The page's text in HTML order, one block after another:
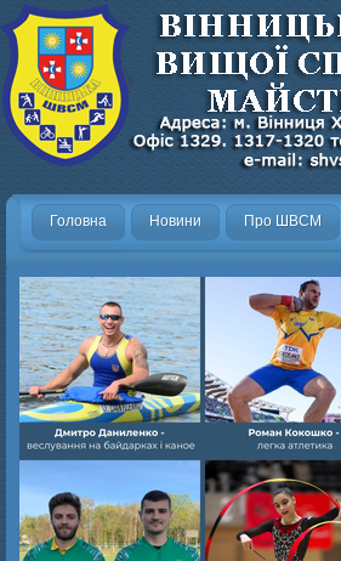
Головна Новини Про ШВСМ